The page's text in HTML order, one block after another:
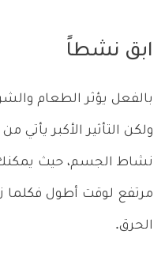
ابق نشطاً
بالفعل يؤثر الطعام
ولكن التأثير الأكبر يأتي
نشاط الجسم، حيث
مرتفع لوقت أطول فكلما
الحرق.